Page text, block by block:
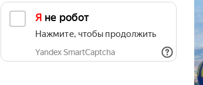
Я не робот
Нажмите, чтобы продолжить
Yandex SmartCaptcha